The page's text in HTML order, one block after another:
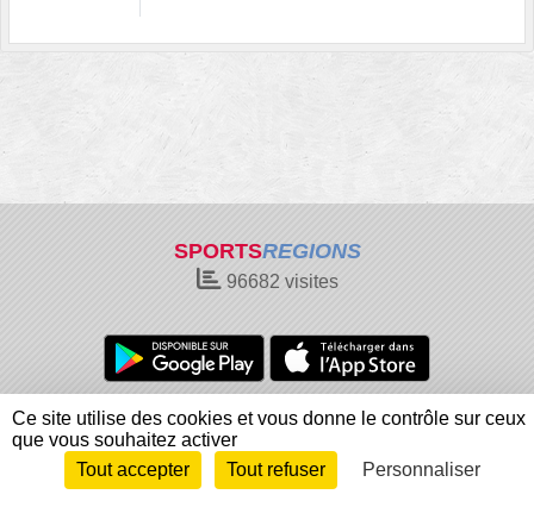
SPORTSREGIONS
96682 visites
Charte cookies
Gestion des cookies
Informations légales
Signaler un contenu inapproprié
Envie de participer ?
Connexion
Ce site utilise des cookies et vous donne le contrôle sur ceux
que vous souhaitez activer
Tout accepter
Tout refuser Personnaliser